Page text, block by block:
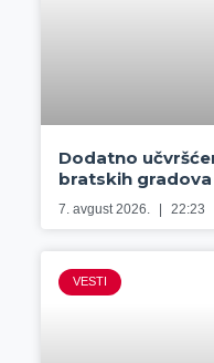
Dodatno
bratskih gradova
7. avgust 2026. 22:23
VESTI